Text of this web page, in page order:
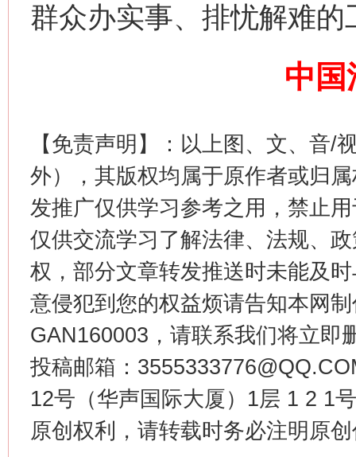
群众办实事、排忧解难的
中国
【免责声明】：以上图、文、音/
外），其版权均属于原作者或归
发推广仅供学习参考之用，禁止
仅供交流学习了解法律、法规、
权，部分文章转发推送时未能及
意侵犯到您的权益烦请告知本网
GAN160003，请联系我们将立即
投稿邮箱：
12号（华声国际大厦）1层 1 2 1
原创权利，请转载时务必注明原
“刷贴”乱象丛生
生
揭批美国五大"原罪"